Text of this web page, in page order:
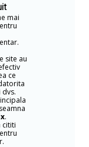
mai
site au
ce
.
cititi